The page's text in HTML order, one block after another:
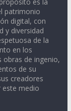
patrimonio
digital, con
y diversidad
de la
en los
obras de ingenio,
de su
creadores
medio